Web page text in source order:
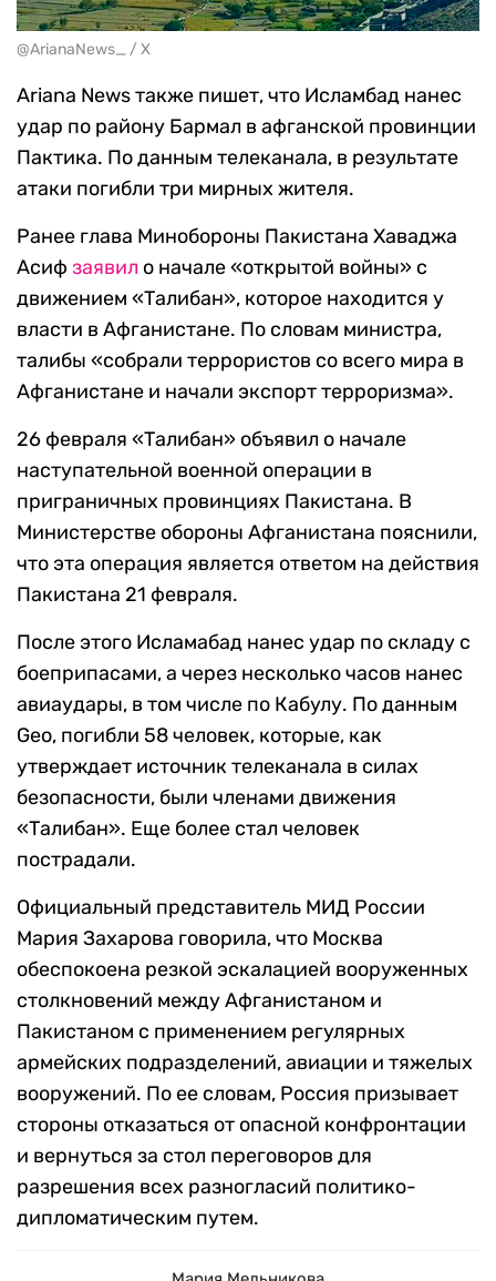
@ArianaNews_ / X
Ariana News также пишет, что Исламбад нанес
удар по району Бармал в афганской провинции
Пактика. По данным телеканала, в результате
атаки погибли три мирных жителя.
Ранее глава Минобороны Пакистана Хаваджа
Асиф заявил о начале «открытой войны» с
движением «Талибан», которое находится у
власти в Афганистане. По словам министра,
талибы «собрали террористов со всего мира в
Афганистане и начали экспорт терроризма».
26 февраля «Талибан» объявил о начале
наступательной военной операции в
приграничных провинциях Пакистана. В
Министерстве обороны Афганистана пояснили,
что эта операция является ответом на действия
Пакистана 21 февраля.
После этого Исламабад нанес удар по складу с
боеприпасами, а через несколько часов нанес
авиаудары, в том числе по Кабулу. По данным
Geo, погибли 58 человек, которые, как
утверждает источник телеканала в силах
безопасности, были членами движения
«Талибан». Еще более стал человек
пострадали.
Официальный представитель МИД России
Мария Захарова говорила, что Москва
обеспокоена резкой эскалацией вооруженных
столкновений между Афганистаном и
Пакистаном с применением регулярных
армейских подразделений, авиации и тяжелых
вооружений. По ее словам, Россия призывает
стороны отказаться от опасной конфронтации
и вернуться за стол переговоров для
разрешения всех разногласий политико-
дипломатическим путем.